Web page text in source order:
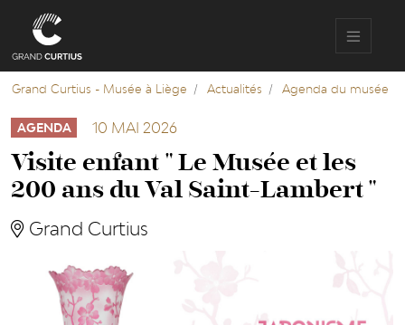
contenu
principal
Grand Curtius - Musée à Liège
Actualités Agenda du musée
AGENDA 10 MAI 2026
Visite enfant " Le Musée et les
200 ans du Val Saint-Lambert "
Grand Curtius